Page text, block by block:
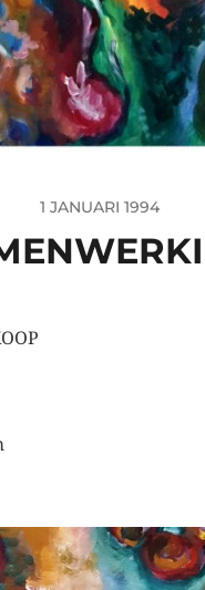
1 JANUARI 1994